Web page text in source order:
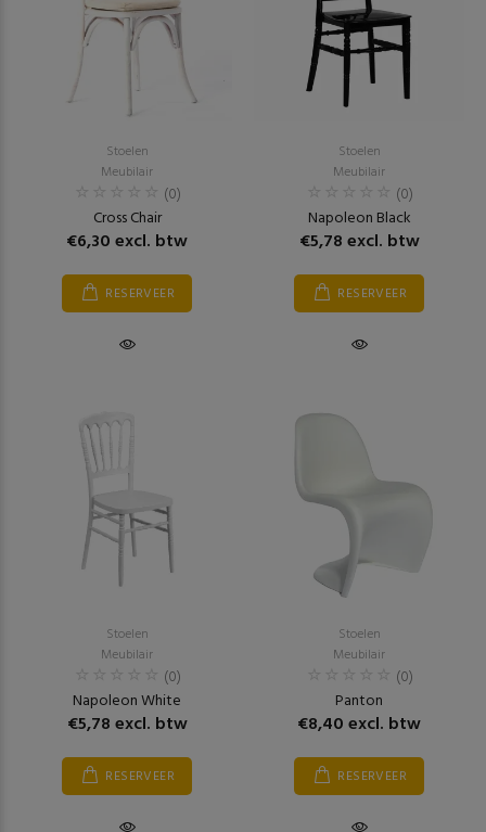
Stoelen
Meubilair
(0)
Cross Chair
€6,30 excl. btw
RESERVEER
Stoelen
Meubilair
(0)
Napoleon Black
€5,78 excl. btw
RESERVEER
Stoelen
Meubilair
(0)
Napoleon White
€5,78 excl. btw
RESERVEER
Stoelen
Meubilair
(0)
Panton
€8,40 excl. btw
RESERVEER